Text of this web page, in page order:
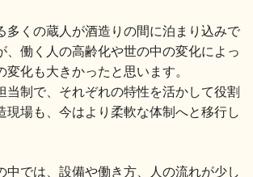
新商品・おすすめ商品
イベント情報
多くの蔵人が酒造りの間に泊まり込みで
、働く人の高齢化や世の中の変化によっ
化も大きかったと思います。
当制で、それぞれの特性を活かして役割
現場も、今はより柔軟な体制へと移行し
中では、設備や働き方、人の流れが少し